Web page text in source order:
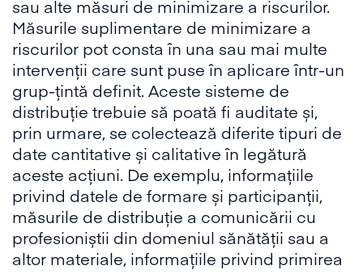
sau alte măsuri de minimizare a riscurilor.
Măsurile suplimentare de minimizare a
riscurilor pot consta în una sau mai multe
intervenții care sunt puse în aplicare într-un
grup-țintă definit. Aceste sisteme de
distribuție trebuie să poată fi auditate și,
prin urmare, se colectează diferite tipuri de
date cantitative și calitative în legătură
aceste acțiuni. De exemplu, informațiile
privind datele de formare și participanții,
măsurile de distribuție a comunicării cu
profesioniștii din domeniul sănătății sau a
altor materiale, informațiile privind primirea